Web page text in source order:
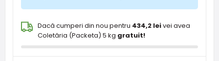
Dacă cumperi din nou pentru 434,2 leivei avea
Coletăria (Packeta) 5 kg gratuit!